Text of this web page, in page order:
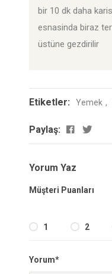
bir 10 dk daha
esnasinda biraz
üstüne gezdirilir
Etiketler: Yemek
Paylaş:
Yorum Yaz
Müşteri Puanları
1 2
Yorum*